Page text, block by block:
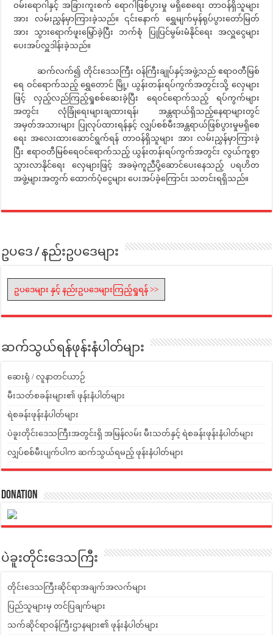
ဝမ်းရောဂါနှင့် အခြားကူးစက် ရောဂါဖြစ်ပွားမှု မရှိစေရေး တာဝန်ရှိသူများ
အား လမ်းညွှန်မှာကြားခဲ့သည်။ ၎င်းနောက် ရွှေမျက်မှန်ရုပ်ပွားတော်မြတ်
အား သွားရောက်ဖူးမြှော်ခဲ့ပြီး ဘက်စုံ ပြုပြင်မွမ်းမံနိုင်ရေး အလှူငွေများ
ပေးအပ်လှူဒါန်းခဲ့သည်။
ဆက်လက်၍ တိုင်းဒေသကြီး ဝန်ကြီးချုပ်နှင့်အဖွဲ့သည် ဧရာဝတီမြစ်
ရေ ဝင်ရောက်သည့် ရွှေတောင် မြို့၊ ယွန်းတန်းရပ်ကွက်အတွင်းသို့ လှေများ
ဖြင့် လှည့်လည်ကြည့်ရှုစစ်ဆေးခဲ့ပြီး ရေဝင်ရောက်သည့် ရပ်ကွက်များ
အတွင်း လုံခြုံရေးများချထားရန်၊ အန္တရာယ်ရှိသည့်နေရာများတွင်
အမှတ်အသားများ ပြုလုပ်ထားရန်နှင့် လျှပ်စစ်မီးအန္တရာယ်ဖြစ်ပွားမှုမရှိစေ
ရေး အလေးထားဆောင်ရွက်ရန် တာဝန်ရှိသူများ အား လမ်းညွှန်မှာကြားခဲ့
ပြီး ဧရာဝတီမြစ်ရေဝင်ရောက်သည့် ယွန်းတန်းရပ်ကွက်အတွင်း လွယ်ကူစွာ
သွားလာနိုင်ရေး လှေများဖြင့် အခမဲ့ကူညီပို့ဆောင်ပေးနေသည့် ပရဟိတ
အဖွဲ့များအတွက် ထောက်ပံ့ငွေများ ပေးအပ်ခဲ့ကြောင်း သတင်းရရှိသည်။
ဥပဒေ / နည်းဥပဒေများ
ဥပဒေများ နှင့် နည်းဥပဒေများကြည့်ရှုရန် >>
ဆက်သွယ်ရန်ဖုန်းနံပါတ်များ
ဆေးရုံ / လူနာတင်ယာဉ်
မီးသတ်စခန်းများ၏ ဖုန်းနံပါတ်များ
ရဲစခန်းဖုန်းနံပါတ်များ
ပဲခူးတိုင်းဒေသကြီးအတွင်းရှိ အမြန်လမ်း မီးသတ်နှင့် ရဲစခန်းဖုန်းနံပါတ်များ
လျှပ်စစ်မီးပျက်ပါက ဆက်သွယ်ရမည့် ဖုန်းနံပါတ်များ
Donation
ပဲခူးတိုင်းဒေသကြီး
တိုင်းဒေသကြီးဆိုင်ရာအချက်အလက်များ
ပြည်သူများမှ တင်ပြချက်များ
သက်ဆိုင်ရာဝန်ကြီးဌာနများ၏ ဖုန်းနံပါတ်များ